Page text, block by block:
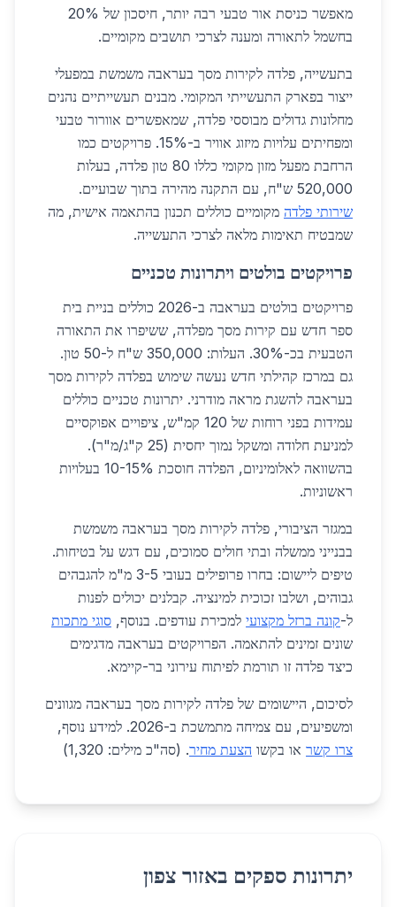
מאפשר כניסת אור טבעי רבה יותר, חיסכון של 20%
בחשמל לתאורה ומענה לצרכי תושבים מקומיים.
בתעשייה, פלדה לקירות מסך בעראבה משמשת במפעלי
ייצור בפארק התעשייתי המקומי. מבנים תעשייתיים נהנים
מחלונות גדולים מבוססי פלדה, שמאפשרים אוורור טבעי
ומפחיתים עלויות מיזוג אוויר ב-15%. פרויקטים כמו
הרחבת מפעל מזון מקומי כללו 80 טון פלדה, בעלות
520,000 ש"ח, עם התקנה מהירה בתוך שבועיים.
שירותי פלדה מקומיים כוללים תכנון בהתאמה אישית, מה
שמבטיח תאימות מלאה לצרכי התעשייה.
פרויקטים בולטים ויתרונות טכניים
פרויקטים בולטים בעראבה ב-2026 כוללים בניית בית
ספר חדש עם קירות מסך מפלדה, ששיפרו את התאורה
הטבעית בכ-30%. העלות: 350,000 ש"ח ל-50 טון.
גם במרכז קהילתי חדש נעשה שימוש בפלדה לקירות מסך
בעראבה להשגת מראה מודרני. יתרונות טכניים כוללים
עמידות בפני רוחות של 120 קמ"ש, ציפויים אפוקסיים
למניעת חלודה ומשקל נמוך יחסית (25 ק"ג/מ"ר).
בהשוואה לאלומיניום, הפלדה חוסכת 10-15% בעלויות
ראשוניות.
במגזר הציבורי, פלדה לקירות מסך בעראבה משמשת
בבנייני ממשלה ובתי חולים סמוכים, עם דגש על בטיחות.
טיפים ליישום: בחרו פרופילים בעובי 3-5 מ"מ להגבהים
גבוהים, ושלבו זכוכית למינציה. קבלנים יכולים לפנות
ל-קונה ברזל מקצועי למכירת עודפים. בנוסף, סוגי מתכות
שונים זמינים להתאמה. הפרויקטים בעראבה מדגימים
כיצד פלדה זו תורמת לפיתוח עירוני בר-קיימא.
לסיכום, היישומים של פלדה לקירות מסך בעראבה מגוונים
ומשפיעים, עם צמיחה מתמשכת ב-2026. למידע נוסף,
צרו קשר או בקשו הצעת מחיר. (סה"כ מילים: 1,320)
יתרונות ספקים באזור צפון